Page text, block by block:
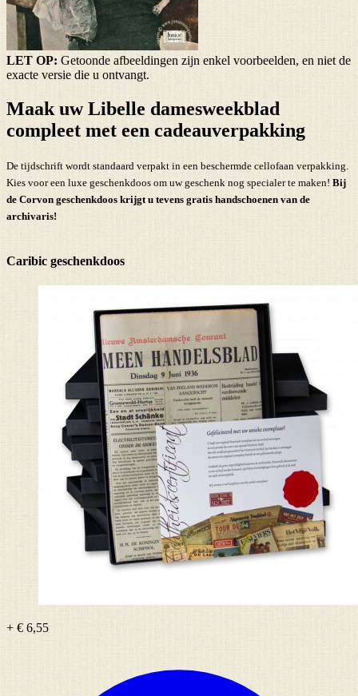
LET OP: Getoonde afbeeldingen zijn enkel voorbeelden, en niet de
exacte versie die u ontvangt.
Maak uw Libelle damesweekblad
compleet met een cadeauverpakking
De tijdschrift wordt standaard verpakt in een beschermde cellofaan verpakking.
Kies voor een luxe geschenkdoos om uw geschenk nog specialer te maken! Bij
de Corvon geschenkdoos krijgt u tevens gratis handschoenen van de
archivaris!
Caribic geschenkdoos
+ € 6,55